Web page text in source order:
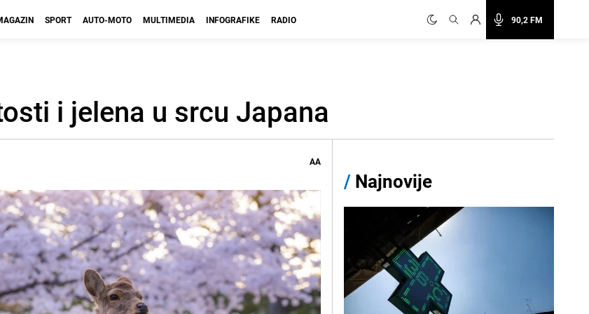
90,2 FM
SPORT AUTO-MOTO MULTIMEDIA INFOGRAFIKE RADIO
i jelena u srcu Japana
AA
/ Najnovije